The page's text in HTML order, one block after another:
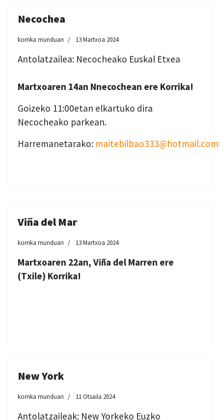
Necochea
korrika munduan 13 Martxoa 2024
Antolatzailea: Necocheako Euskal Etxea
Martxoaren 14an Nnecochean ere Korrika!
Goizeko 11:00etan elkartuko dira
Necocheako parkean.
Harremanetarako:
Viña del Mar
korrika munduan 13 Martxoa 2024
Martxoaren 22an, Viña del Marren ere
(Txile) Korrika!
New York
korrika munduan 11 Otsaila 2024
Antolatzaileak: New Yorkeko Euzko